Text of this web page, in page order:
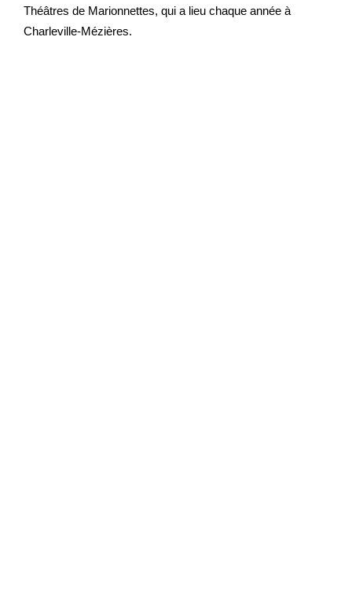
Théâtres de Marionnettes, qui a lieu chaque année à
Charleville-Mézières.